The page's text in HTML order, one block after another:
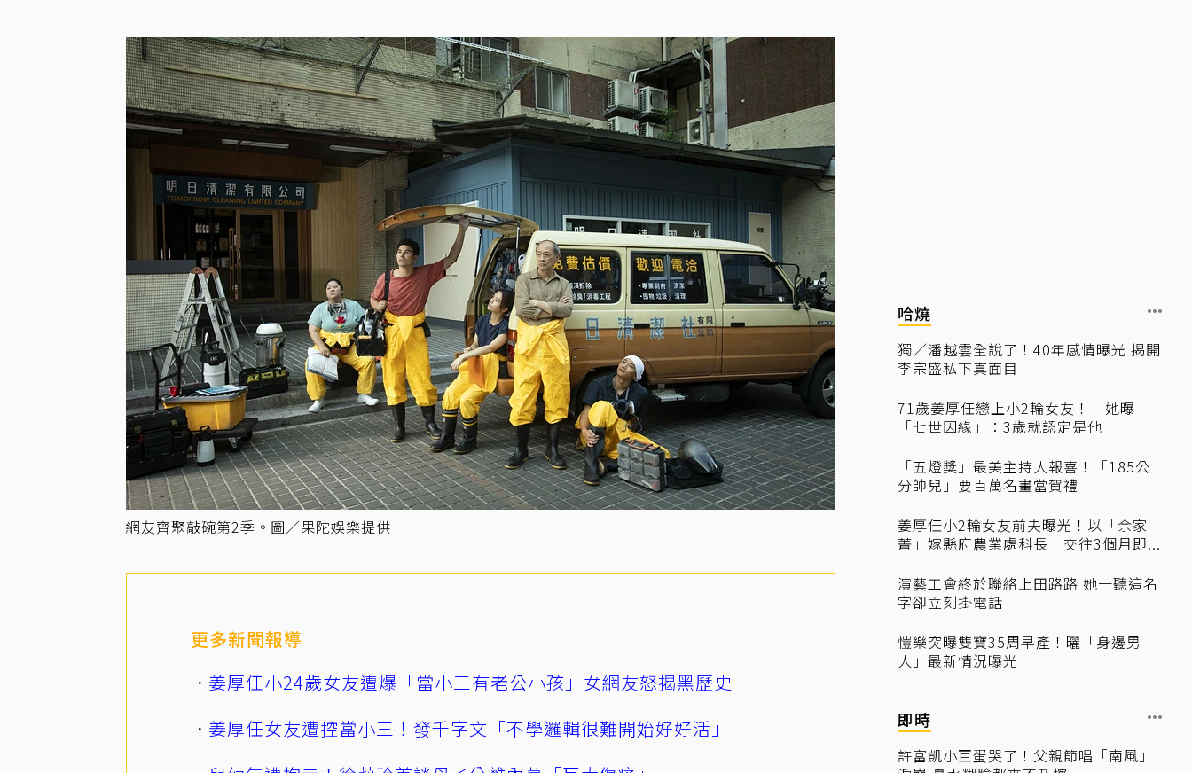
網友齊聚敲碗第2季。圖／果陀娛樂提供
更多新聞報導
姜厚任小24歲女友遭爆「當小三有老公小孩」女網友怒揭黑歷史
姜厚任女友遭控當小三！發千字文「不學邏輯很難開始好好活」
哈燒
獨／潘越雲全說了！40年感情曝光 揭開
李宗盛私下真面目
71歲姜厚任戀上小2輪女友！ 她曝
「七世因緣」：3歲就認定是他
「五燈獎」最美主持人報喜！「185公
分帥兒」要百萬名畫當賀禮
姜厚任小2輪女友前夫曝光！以「余家
菁」嫁縣府農業處科長 交往3個月即...
演藝工會終於聯絡上田路路 她一聽這名
字卻立刻掛電話
愷樂突曝雙寶35周早產！曬「身邊男
人」最新情況曝光
即時
許富凱小巨蛋哭了！父親節唱「南風」